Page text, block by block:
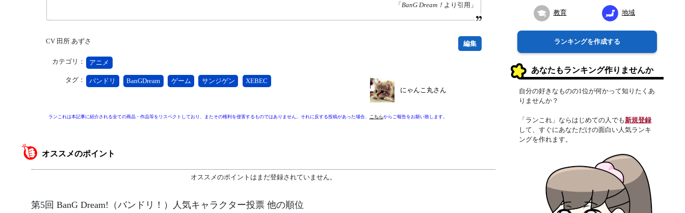
「BanG Dream！ より引用」
CV 田所 あずさ
カテゴリ： アニメ
タグ： バンドリ BanGDream ゲーム サンジゲン XEBEC
編集
にゃんこ丸さん
ランこれは本記事に紹介される全ての商品・作品等をリスペクトしており、またその権利を侵害するものではありません。それに反する投稿があった場合、 こちらからご報告をお願い致します。
オススメのポイント
オススメのポイントはまだ登録されていません。
第5回 BanG Dream!（バンドリ！）人気キャラクター投票 他の順位
教育 地域
ランキングを作成する
あなたもランキング作りませんか
自分の好きなものの1位が何かって知りたくあ
りませんか？
「ランこれ」ならはじめての人でも新規登録
して、すぐにあなただけの面白い人気ランキ
ングを作れます。